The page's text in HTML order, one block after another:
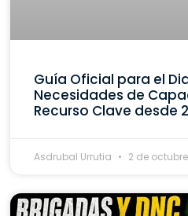
Guía Oficial para el
Necesidades de
Recurso Clave desde
Asdrubal Urrutia 2 de